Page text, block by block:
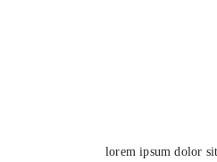
lorem ipsum dolor